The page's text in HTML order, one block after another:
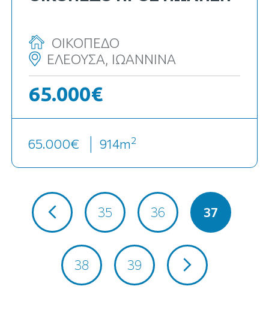
ΟΙΚΟΠΕΔΟ
ΕΛΕΟΥΣΑ, ΙΩΑΝΝΙΝΑ
65.000€
65.000€ 914m2
35 36 37
38 39